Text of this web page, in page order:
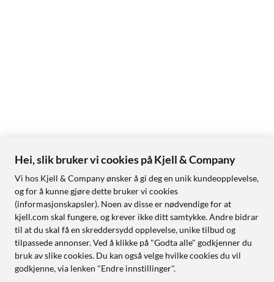
Hei, slik bruker vi cookies på Kjell & Company
Vi hos Kjell & Company ønsker å gi deg en unik kundeopplevelse,
og for å kunne gjøre dette bruker vi cookies
(informasjonskapsler). Noen av disse er nødvendige for at
kjell.com skal fungere, og krever ikke ditt samtykke. Andre bidrar
til at du skal få en skreddersydd opplevelse, unike tilbud og
tilpassede annonser. Ved å klikke på "Godta alle" godkjenner du
bruk av slike cookies. Du kan også velge hvilke cookies du vil
godkjenne, via lenken "Endre innstillinger".